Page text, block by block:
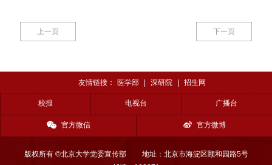
上一页 下一页
友情链接： 医学部 深研院 招生网
校报 电视台 广播台
官方微信 官方微博
版权所有 ©北京大学党委宣传部
地址：北京市海淀区颐和园路5号